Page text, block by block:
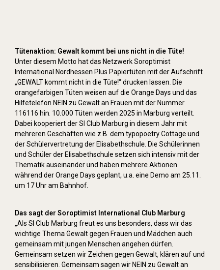
Tütenaktion: Gewalt kommt bei uns nicht in die Tüte!
Unter diesem Motto hat das Netzwerk Soroptimist
International Nordhessen Plus Papiertüten mit der Aufschrift
„GEWALT kommt nicht in die Tüte!“ drucken lassen. Die
orangefarbigen Tüten weisen auf die Orange Days und das
Hilfetelefon NEIN zu Gewalt an Frauen mit der Nummer
116116 hin. 10.000 Tüten werden 2025 in Marburg verteilt.
Dabei kooperiert der SI Club Marburg in diesem Jahr mit
mehreren Geschäften wie z.B. dem typopoetry Cottage und
der Schülervertretung der Elisabethschule. Die Schülerinnen
und Schüler der Elisabethschule setzen sich intensiv mit der
Thematik auseinander und haben mehrere Aktionen
während der Orange Days geplant, u.a. eine Demo am 25.11.
um 17 Uhr am Bahnhof.
Das sagt der Soroptimist International Club Marburg
„Als SI Club Marburg freut es uns besonders, dass wir das
wichtige Thema Gewalt gegen Frauen und Mädchen auch
gemeinsam mit jungen Menschen angehen dürfen.
Gemeinsam setzen wir Zeichen gegen Gewalt, klären auf und
sensibilisieren. Gemeinsam sagen wir NEIN zu Gewalt an